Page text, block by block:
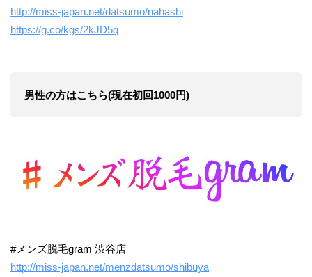
http://miss-japan.net/datsumo/nahashi
https://g.co/kgs/2kJD5q
男性の方はこちら(現在初回1000円)
#メンズ脱毛gram 渋谷店
http://miss-japan.net/menzdatsumo/shibuya